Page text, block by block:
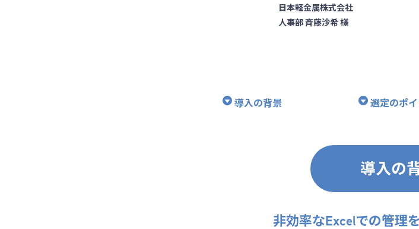
日本軽金属株式会社
人事部 斉藤沙希 様
導入の背景 選定のポ
導入の
非効率なExcelでの管理